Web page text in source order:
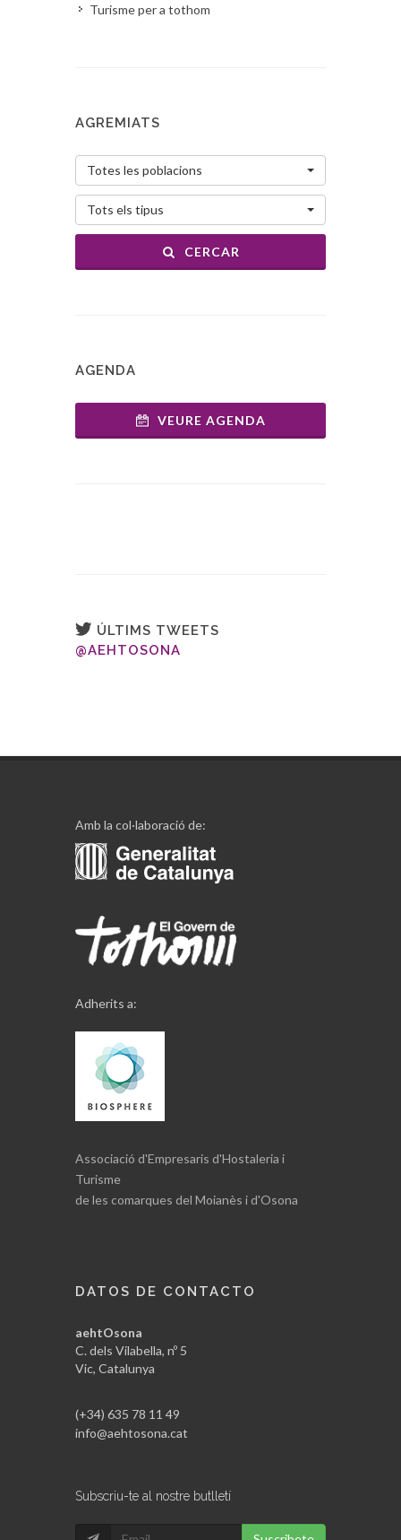
Turisme per a tothom
AGREMIATS
Totes les poblacions
Tots els tipus
CERCAR
AGENDA
VEURE AGENDA
ÚLTIMS TWEETS
@AEHTOSONA
Amb la col·laboració de:
Adherits a:
Associació d'Empresaris d'Hostaleria i
Turisme
de les comarques del Moianès i d'Osona
DATOS DE CONTACTO
aehtOsona
C. dels Vilabella, nº 5
Vic, Catalunya
(+34) 635 78 11 49
info@aehtosona.cat
Subscriu-te al nostre butlletí